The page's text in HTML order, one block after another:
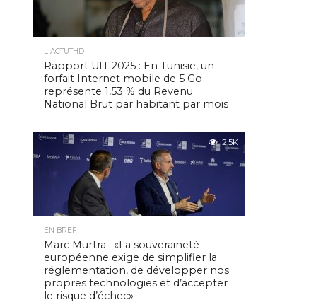
L'ACTUTHD
Rapport UIT 2025 : En Tunisie, un
forfait Internet mobile de 5 Go
représente 1,53 % du Revenu
National Brut par habitant par mois
2.5K
EN BREF
Marc Murtra : «La souveraineté
européenne exige de simplifier la
réglementation, de développer nos
propres technologies et d’accepter
le risque d’échec»